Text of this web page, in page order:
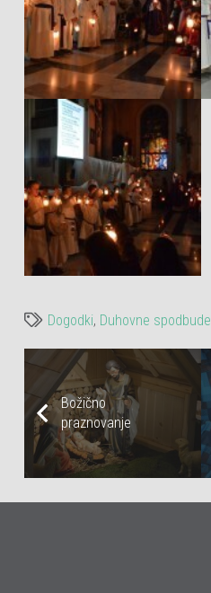
Dogodki, Duhovne spodbude
Božično
praznovanje